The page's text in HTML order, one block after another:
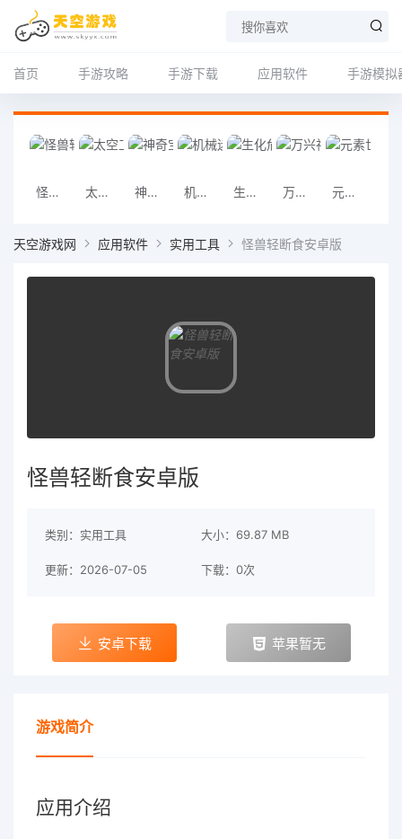
首页 手游攻略 手游下载 应用软件 手游模拟
怪兽轻断食安卓版 太空工程师手机版下载 神奇宝贝连连看手机版 机械迷城手机中文版 生化危机4手机版 万兴神剪手手机版 元素世界手机版
天空游戏网 应用软件 实用工具 怪兽轻断食安卓版
怪兽轻断食安卓版
类别：实用工具 大小：69.87 MB
更新：2026-07-05 下载：0次
安卓下载 苹果暂无
游戏简介
应用介绍